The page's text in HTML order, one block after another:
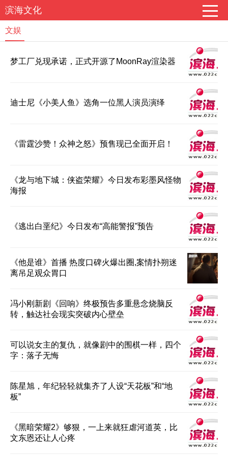
滨海文化
文娱
梦工厂兑现承诺，正式开源了MoonRay渲染器
迪士尼《小美人鱼》选角一位黑人演员演绎
《雷霆沙赞！众神之怒》预售现已全面开启！
《龙与地下城：侠盗荣耀》今日发布彩墨风怪物
海报
《逃出白垩纪》今日发布“高能警报”预告
《他是谁》首播 热度口碑火爆出圈,案情扑朔迷
离吊足观众胃口
冯小刚新剧《回响》终极预告多重悬念烧脑反
转，触达社会现实突破内心壁垒
可以说女主的复仇，就像剧中的围棋一样，四个
字：落子无悔
陈星旭，年纪轻轻就集齐了人设“天花板”和“地
板”
《黑暗荣耀2》够狠，一上来就狂虐河道英，比
文东恩还让人心疼